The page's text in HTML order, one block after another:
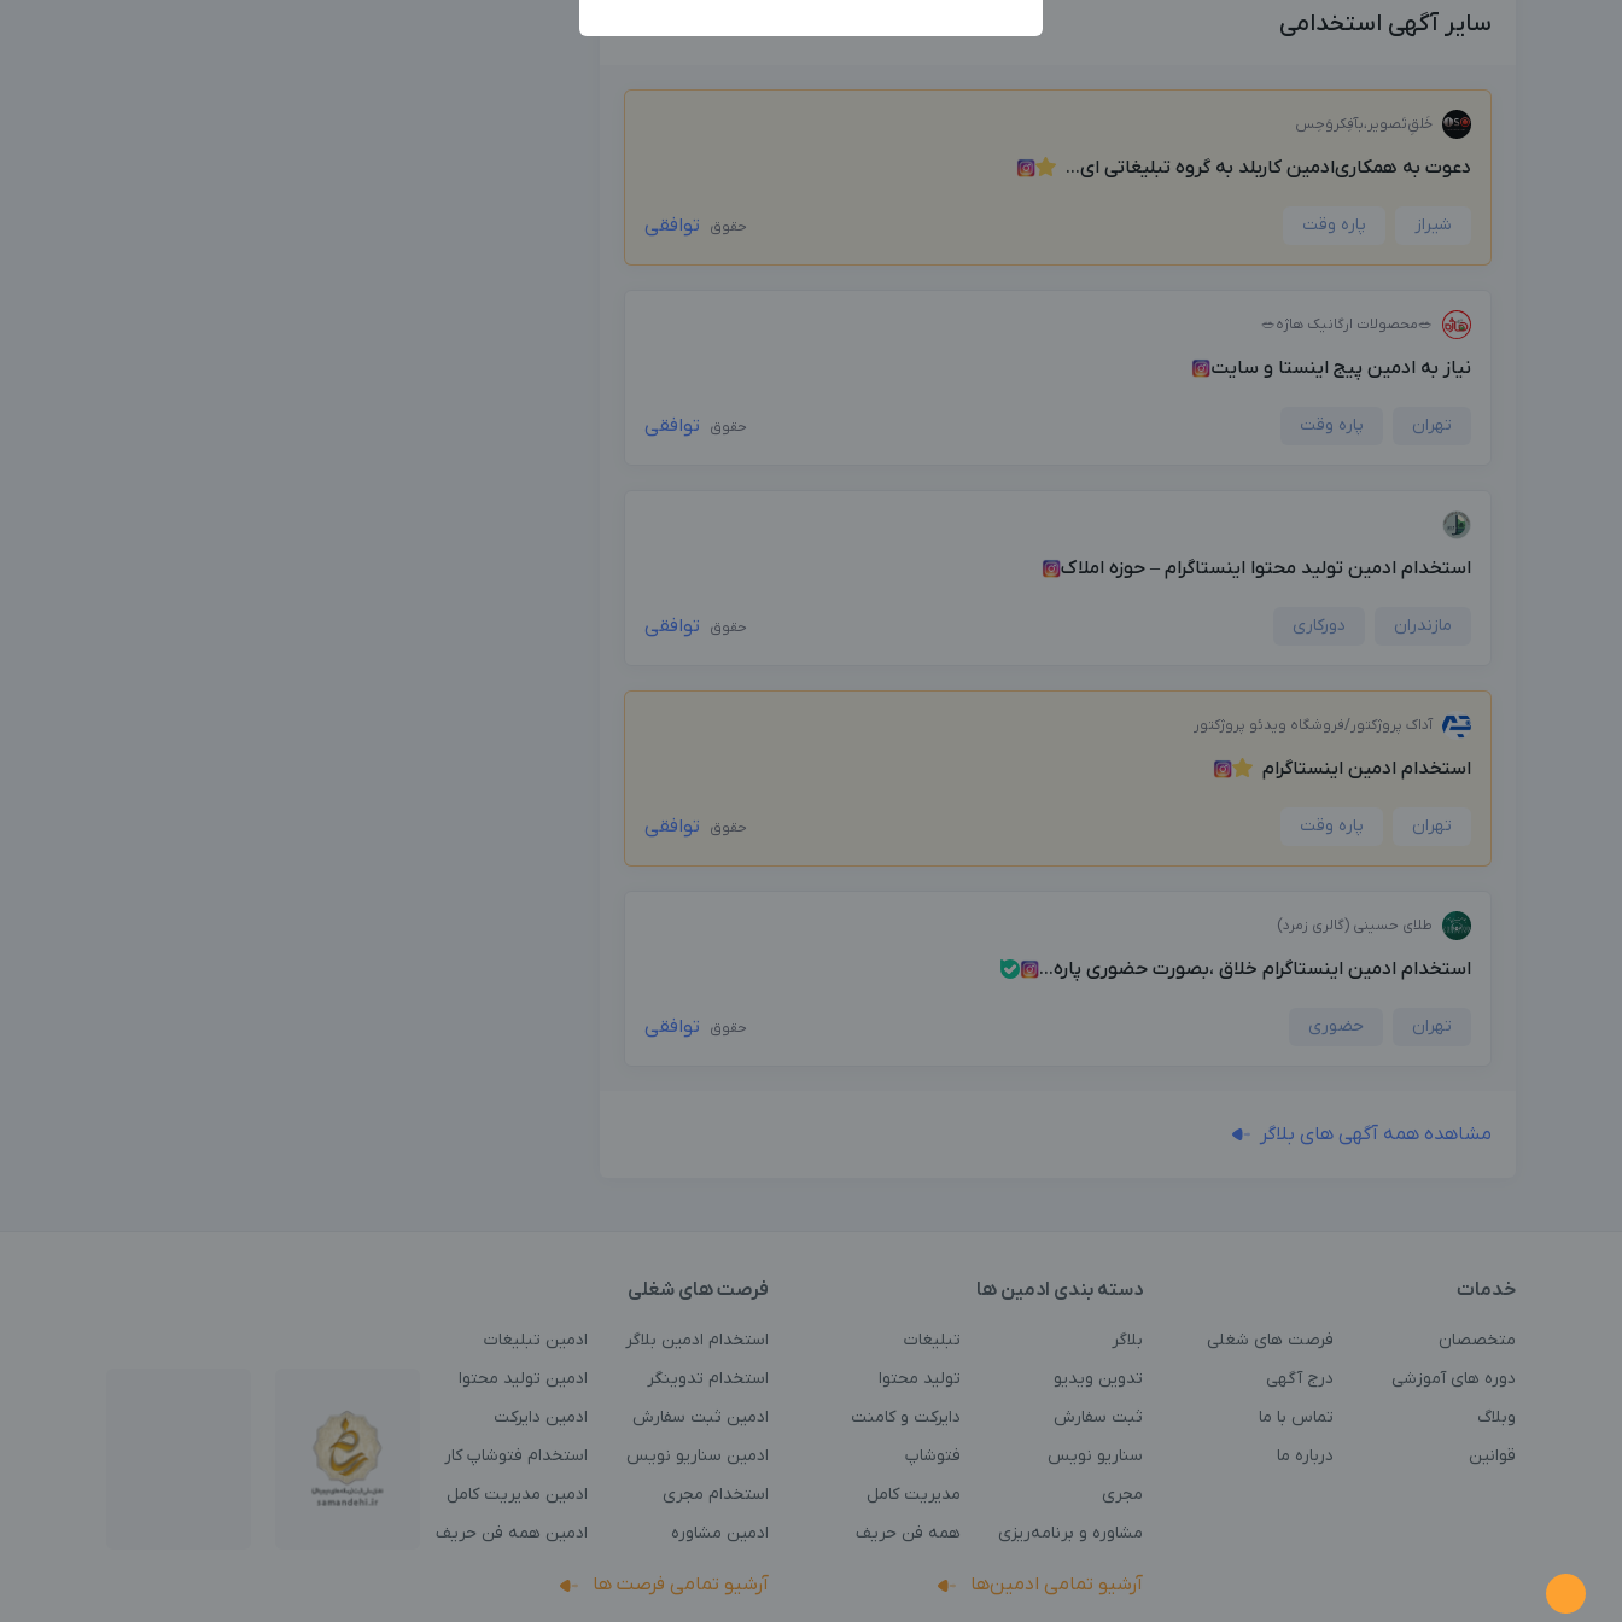
سایر آگهی استخدامی
خَلق‌ِتَصویر،بآفِکروَحِس
دعوت به همکاری‌ادمین کاربلد به گروه تبلیغاتی ای...
شیراز پاره وقت حقوق توافقی
🥗محصولات ارگانیک هاژه🥗
نیاز به ادمین پیج اینستا و سایت
تهران پاره وقت حقوق توافقی
استخدام ادمین تولید محتوا اینستاگرام – حوزه املاک
مازندران دورکاری حقوق توافقی
آداک پروژکتور/فروشگاه ویدئو پروژکتور
استخدام ادمین اینستاگرام
تهران پاره وقت حقوق توافقی
طلای حسینی (گالری زمرد)
استخدام ادمین اینستاگرام خلاق ،بصورت حضوری پاره...
تهران حضوری حقوق توافقی
مشاهده همه آگهی های بلاگر
خدمات
متخصصان
فرصت های شغلی
دوره های آموزشی
درج آگهی
وبلاگ
تماس با ما
قوانین
درباره ما
دسته بندی ادمین ها
بلاگر
تبلیغات
تدوین ویدیو
تولید محتوا
ثبت سفارش
دایرکت و کامنت
سناریو نویس
فتوشاپ
مجری
مدیریت کامل
مشاوره و برنامه‌ریزی
همه فن حریف
آرشیو تمامی ادمین‌ها
فرصت های شغلی
استخدام ادمین بلاگر
ادمین تبلیغات
استخدام تدوینگر
ادمین تولید محتوا
ادمین ثبت سفارش
ادمین دایرکت
ادمین سناریو نویس
استخدام فتوشاپ کار
استخدام مجری
ادمین مدیریت کامل
ادمین مشاوره
ادمین همه فن حریف
آرشیو تمامی فرصت ها